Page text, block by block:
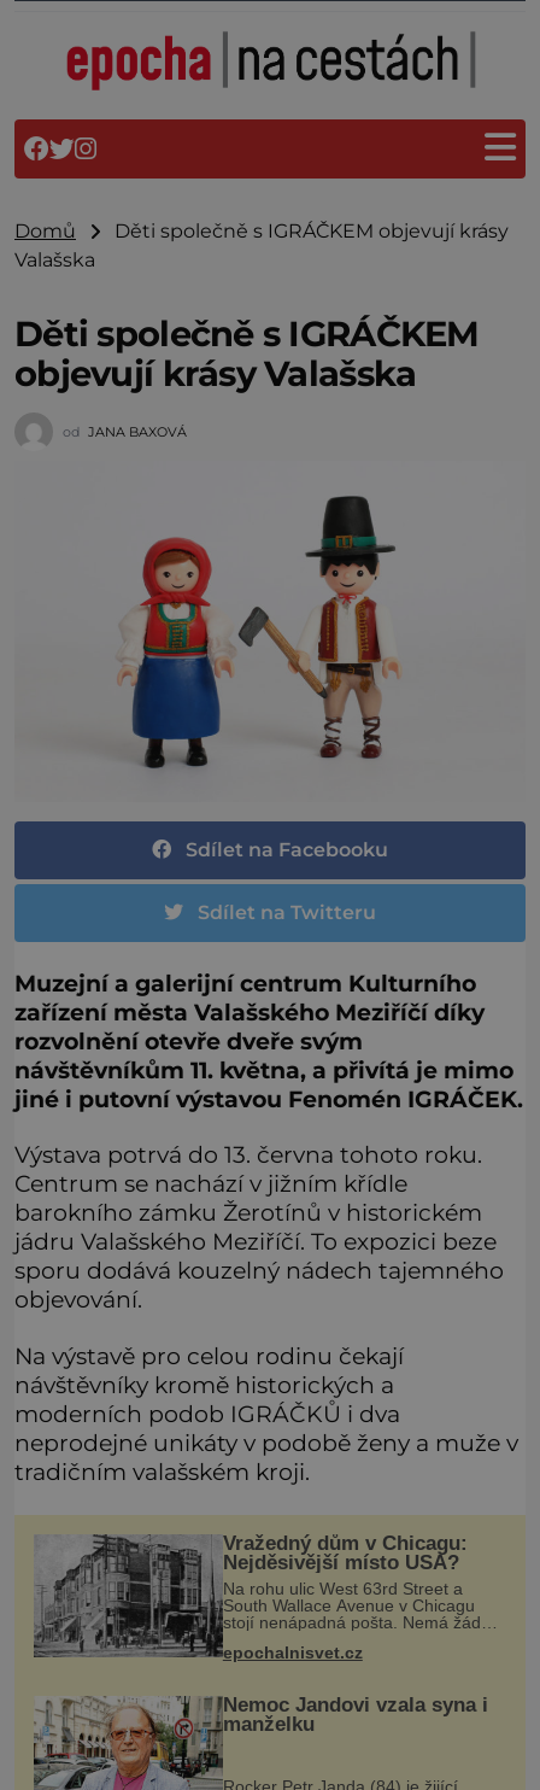
Domů
Děti společně s IGRÁČKEM objevují krásy
Valašska
Děti společně s IGRÁČKEM
objevují krásy Valašska
od JANA BAXOVÁ
Sdílet na Facebooku
Sdílet na Twitteru
Muzejní a galerijní centrum Kulturního
zařízení města Valašského Meziříčí díky
rozvolnění otevře dveře svým
návštěvníkům 11. května, a přivítá je mimo
jiné i putovní výstavou Fenomén IGRÁČEK.
Výstava potrvá do 13. června tohoto roku.
Centrum se nachází v jižním křídle
barokního zámku Žerotínů v historickém
jádru Valašského Meziříčí. To expozici beze
sporu dodává kouzelný nádech tajemného
objevování.
Na výstavě pro celou rodinu čekají
návštěvníky kromě historických a
moderních podob IGRÁČKŮ i dva
neprodejné unikáty v podobě ženy a muže v
tradičním valašském kroji.
Vražedný dům v Chicagu:
Nejděsivější místo USA?
Na rohu ulic West 63rd Street a
South Wallace Avenue v Chicagu
stojí nenápadná pošta. Nemá žádný
speciální nápis ani pamětní desku. A
přesto prý místní zaměstnanci neradi
epochalnisvet.cz
Nemoc Jandovi vzala syna i
manželku